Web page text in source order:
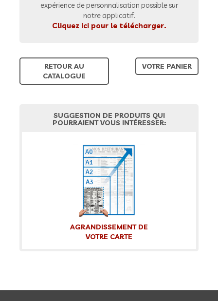
expérience de personnalisation possible sur
notre applicatif.
Cliquez ici pour le télécharger.
RETOUR AU
CATALOGUE
VOTRE PANIER
SUGGESTION DE PRODUITS QUI
POURRAIENT VOUS INTÉRESSER:
AGRANDISSEMENT DE
VOTRE CARTE